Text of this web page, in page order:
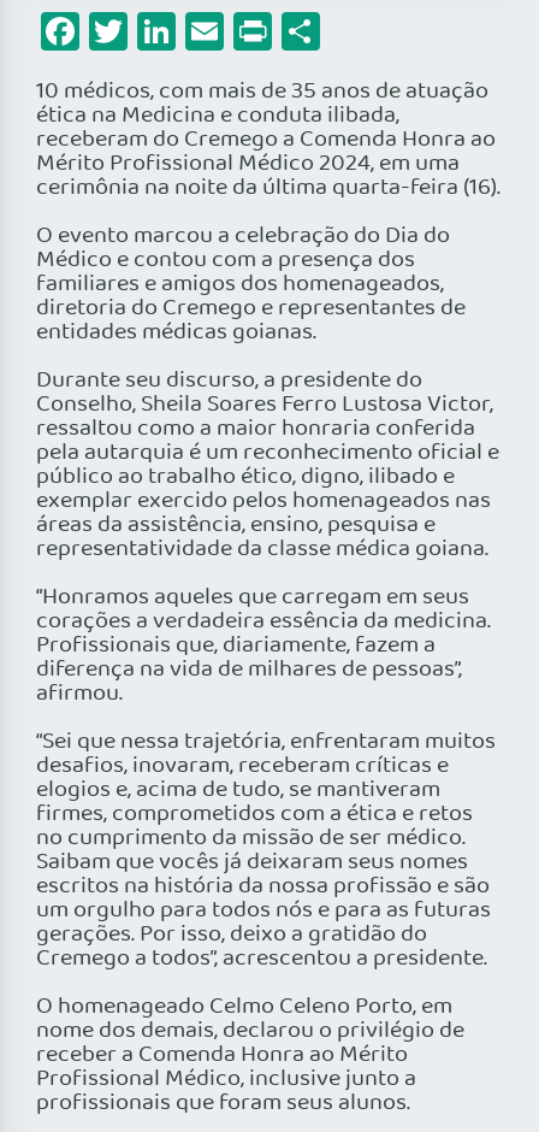
Facebook
Twitter
LinkedIn
Email
Print
10 médicos, com mais de 35 anos de atuação
ética na Medicina e conduta ilibada,
receberam do Cremego a Comenda Honra ao
Mérito Profissional Médico 2024, em uma
cerimônia na noite da última quarta-feira (16).
O evento marcou a celebração do Dia do
Médico e contou com a presença dos
familiares e amigos dos homenageados,
diretoria do Cremego e representantes de
entidades médicas goianas.
Durante seu discurso, a presidente do
Conselho, Sheila Soares Ferro Lustosa Victor,
ressaltou como a maior honraria conferida
pela autarquia é um reconhecimento oficial e
público ao trabalho ético, digno, ilibado e
exemplar exercido pelos homenageados nas
áreas da assistência, ensino, pesquisa e
representatividade da classe médica goiana.
“Honramos aqueles que carregam em seus
corações a verdadeira essência da medicina.
Profissionais que, diariamente, fazem a
diferença na vida de milhares de pessoas”,
afirmou.
“Sei que nessa trajetória, enfrentaram muitos
desafios, inovaram, receberam críticas e
elogios e, acima de tudo, se mantiveram
firmes, comprometidos com a ética e retos
no cumprimento da missão de ser médico.
Saibam que vocês já deixaram seus nomes
escritos na história da nossa profissão e são
um orgulho para todos nós e para as futuras
gerações. Por isso, deixo a gratidão do
Cremego a todos”, acrescentou a presidente.
O homenageado Celmo Celeno Porto, em
nome dos demais, declarou o privilégio de
receber a Comenda Honra ao Mérito
Profissional Médico, inclusive junto a
profissionais que foram seus alunos.